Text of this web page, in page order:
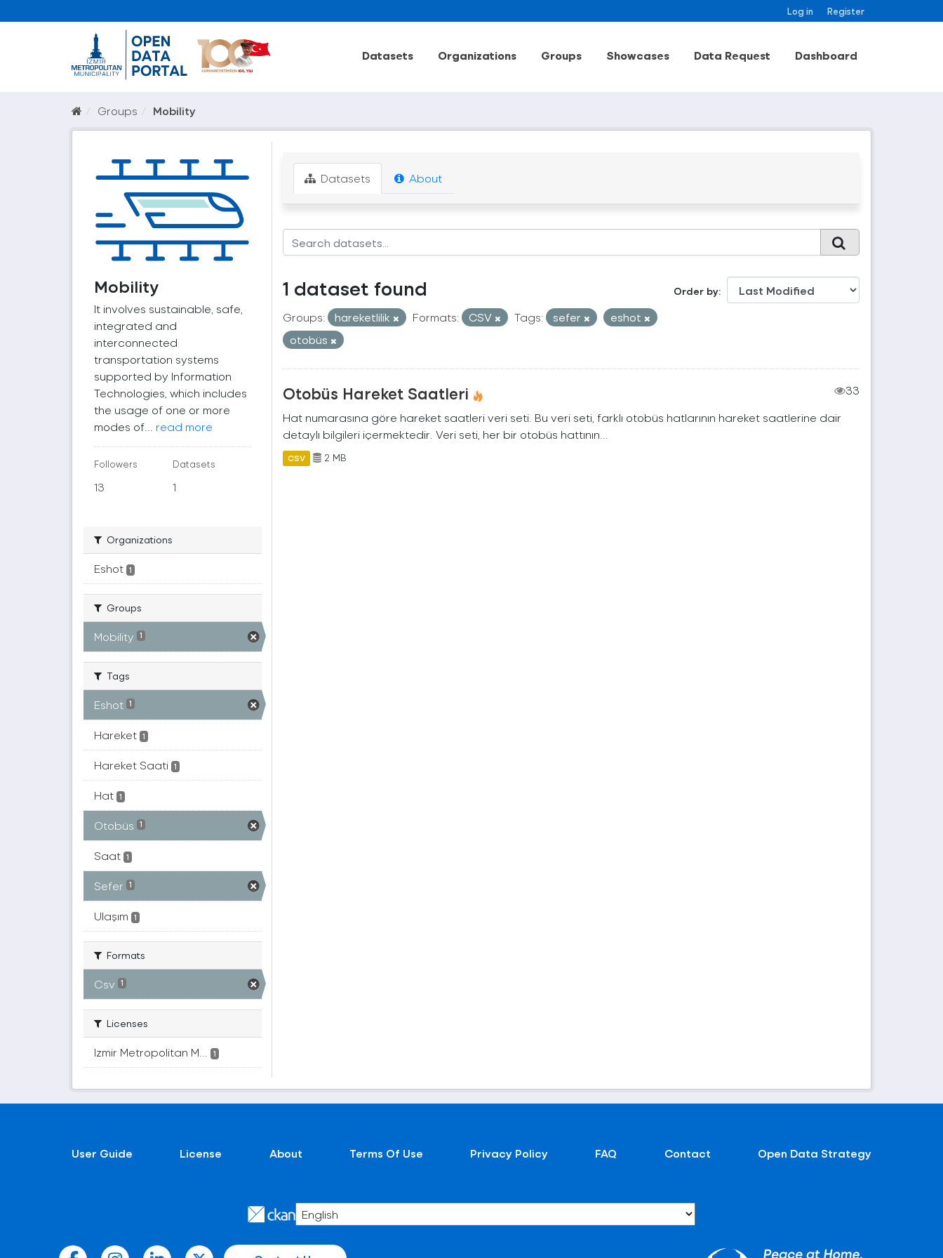
Log in Register
Datasets Organizations Groups Showcases Data Request Dashboard
Groups Mobility
Mobility
It involves sustainable, safe,
integrated and
interconnected
transportation systems
supported by Information
Technologies, which includes
the usage of one or more
modes of... read more
Followers
13
Datasets
1
Organizations
Eshot 1
Groups
Mobility 1
Tags
Eshot 1
Hareket 1
Hareket Saati 1
Hat 1
Otobüs 1
Saat 1
Sefer 1
Ulaşım 1
Formats
Csv 1
Licenses
Izmir Metropolitan M... 1
Datasets About
Order by
1 dataset found
Groups: hareketlilik Formats: CSV Tags: sefer
eshot
otobüs
Otobüs Hareket Saatleri
33
Hat numarasına göre hareket saatleri veri seti. Bu veri seti, farklı otobüs hatlarının hareket saatlerine dair
detaylı bilgileri içermektedir. Veri seti, her bir otobüs hattının...
CSV 2 MB
User Guide License About Terms Of Use Privacy Policy FAQ Contact Open Data Strategy